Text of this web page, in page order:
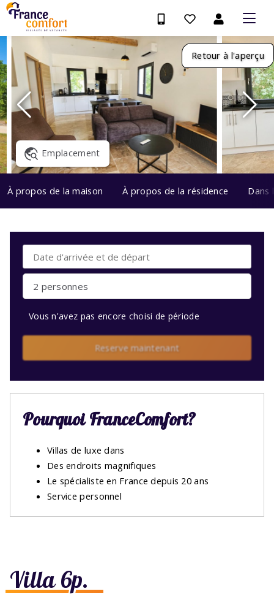
Retour à l'aperçu
Emplacement
À propos de la maison À propos de la résidence Dans
Villa 6p.
2 personnes
Vous n'avez pas encore choisi de période
Reserve maintenant
Pourquoi FranceComfort?
Villas de luxe dans
Des endroits magnifiques
Le spécialiste en France depuis 20 ans
Service personnel